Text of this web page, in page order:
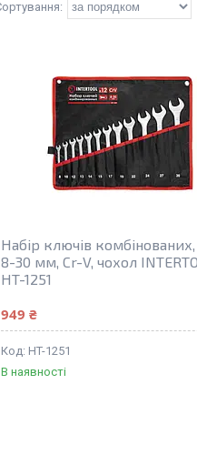
Набір ключів комбінованих,
8-30 мм, Cr-V, чохол
HT-1251
949 ₴
HT-1251
В наявності